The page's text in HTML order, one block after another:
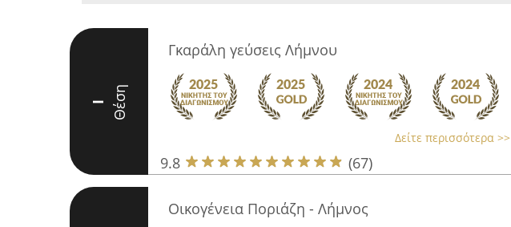
I Θέση
Γκαράλη γεύσεις Λήμνου
Δείτε περισσότερα >>
9.8 (67)
Οικογένεια Ποριάζη - Λήμνος